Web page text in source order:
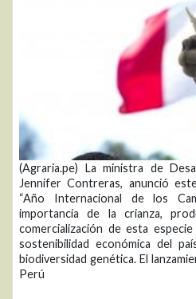
(Agraria.pe) La ministra de
Jennifer Contreras, anunció
“Año Internacional de los
importancia de la crianza,
comercialización de esta
sostenibilidad económica del
biodiversidad genética. El
Perú